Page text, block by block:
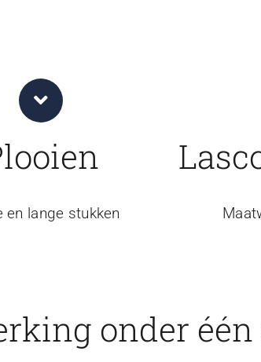
en lange stukken
onder